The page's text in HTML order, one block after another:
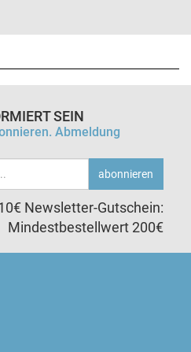
SEIN
Abmeldung
abonnieren
Newsletter-Gutschein:
Mindestbestellwert 200€